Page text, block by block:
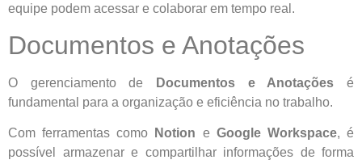
equipe podem acessar e colaborar em tempo real.
Documentos e Anotações
O gerenciamento de Documentos e Anotações é
fundamental para a organização e eficiência no trabalho.
Com ferramentas como Notion e Google Workspace, é
possível armazenar e compartilhar informações de forma